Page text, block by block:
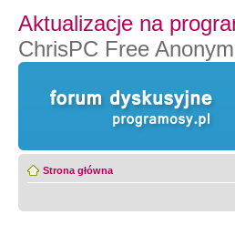
Aktualizacje na
ChrisPC Free
Strona główna